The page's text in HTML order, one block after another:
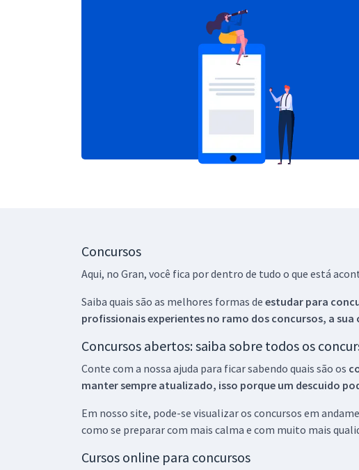
Concursos
Aqui, no Gran, você fica por dentro de tudo o que está
Saiba quais são as melhores formas de estudar para
profissionais experientes no ramo dos concursos, a sua
Concursos abertos: saiba sobre todos os
Conte com a nossa ajuda para ficar sabendo quais são os
manter sempre atualizado, isso porque um descuido
Em nosso site, pode-se visualizar os concursos em
como se preparar com mais calma e com muito mais
Cursos online para concursos